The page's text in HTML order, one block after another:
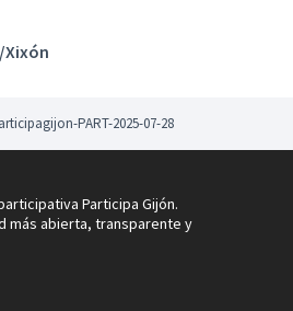
a través de
PART-2025-07-28
Participa Gijón.
más abierta, transparente y